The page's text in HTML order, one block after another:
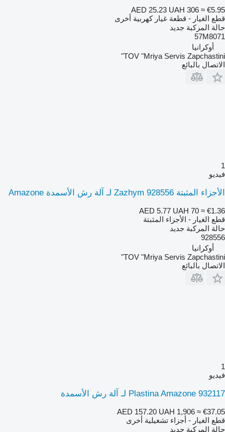
AED 25.23 UAH 306 ≈ €5.95
قطع الغيار - قطعة غيار كهربية أخرى
حالة المركبة جديد
57M8071
أوكرانيا
TOV "Mriya Servis Zapchastini"
الاتصال بالبائع
1
فيديو
الأجزاء المثبتة Zazhym 928556 لـ آلة رش الأسمدة Amazone
AED 5.77 UAH 70 ≈ €1.36
قطع الغيار - الأجزاء المثبتة
حالة المركبة جديد
928556
أوكرانيا
TOV "Mriya Servis Zapchastini"
الاتصال بالبائع
1
فيديو
Plastina Amazone 932117 لـ آلة رش الأسمدة
AED 157.20 UAH 1,906 ≈ €37.05
قطع الغيار - أجزاء تشغيلية أخرى
حالة المركبة جديد